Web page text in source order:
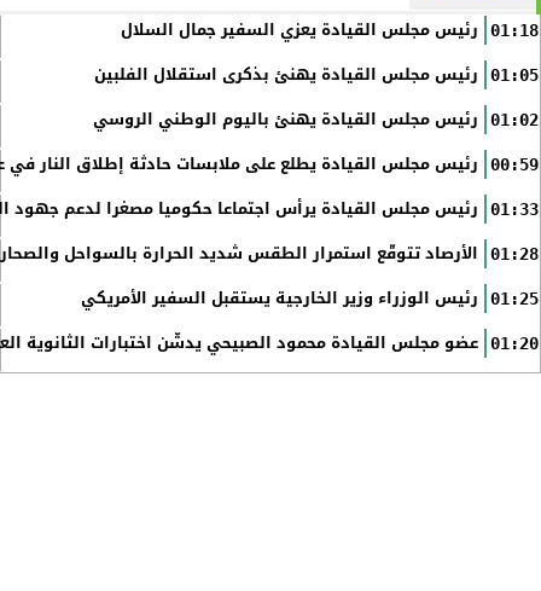
01:18 رئيس مجلس القيادة يعزي السفير جمال السلال
01:05 رئيس مجلس القيادة يهنئ بذكرى استقلال الفلبين
01:02 رئيس مجلس القيادة يهنئ باليوم الوطني الروسي
00:59 رئيس مجلس القيادة يطلع على ملابسات حادثة إطلاق النار في
01:33 رئيس مجلس القيادة يرأس اجتماعا حكوميا مصغرا لدعم جهود
01:28 الأرصاد تتوقّع استمرار الطقس شديد الحرارة بالسواحل
01:25 رئيس الوزراء وزير الخارجية يستقبل السفير الأمريكي
01:20 عضو مجلس القيادة محمود الصبيحي يدشّن اختبارات الثانوية